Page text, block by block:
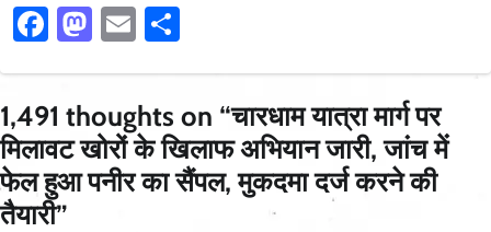
Facebook
Mastodon
Email
1,491 thoughts on “चारधाम यात्रा मार्ग पर
मिलावट खोरों के खिलाफ अभियान जारी, जांच में
फेल हुआ पनीर का सैंपल, मुकदमा दर्ज करने की
तैयारी”